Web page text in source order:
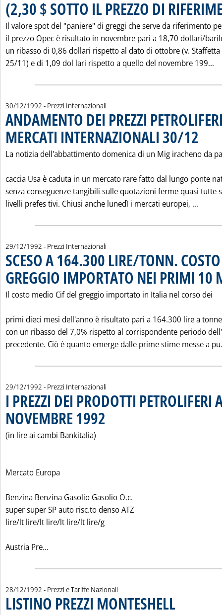
(2,30 $ SOTTO IL PREZZO DI
Il valore spot del "paniere" di greggi che serve da riferimento
il prezzo Opec è risultato in novembre pari a 18,70 dollari/
un ribasso di 0,86 dollari rispetto al dato di ottobre (v. Staffetta
25/11) e di 1,09 dol lari rispetto a quello del novembre 199...
30/12/1992 - Prezzi Internazionali
ANDAMENTO DEI PREZZI
MERCATI INTERNAZIONALI 30/12
La notizia dell'abbattimento domenica di un Mig iracheno da
caccia Usa è caduta in un mercato rare fatto dal lungo ponte
senza conseguenze tangibili sulle quotazioni ferme quasi tutte
livelli prefes tivi. Chiusi anche lunedì i mercati europei, ...
29/12/1992 - Prezzi Internazionali
SCESO A 164.300 LIRE/TONN.
GREGGIO IMPORTATO NEI PRIMI 10
Il costo medio Cif del greggio importato in Italia nel corso dei
primi dieci mesi dell'anno è risultato pari a 164.300 lire a
con un ribasso del 7,0% rispetto al corrispondente periodo
precedente. Ciò è quanto emerge dalle prime stime messe a
29/12/1992 - Prezzi Internazionali
I PREZZI DEI PRODOTTI PETROLIFERI
NOVEMBRE 1992
(in lire ai cambi Bankitalia)
Mercato Europa
Benzina Benzina Gasolio Gasolio O.c.
super super SP auto risc.to denso ATZ
lire/lt lire/lt lire/lt lire/lt lire/g
Austria Pre...
28/12/1992 - Prezzi e Tariffe Nazionali
LISTINO PREZZI MONTESHELL